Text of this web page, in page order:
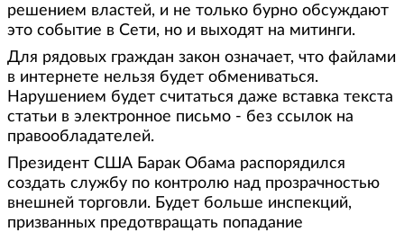
решением властей, и не только бурно обсуждают
это событие в Сети, но и выходят на митинги.
Для рядовых граждан закон означает, что файлами
в интернете нельзя будет обмениваться.
Нарушением будет считаться даже вставка текста
статьи в электронное письмо - без ссылок на
правообладателей.
Президент США Барак Обама распорядился
создать службу по контролю над прозрачностью
внешней торговли. Будет больше инспекций,
призванных предотвращать попадание